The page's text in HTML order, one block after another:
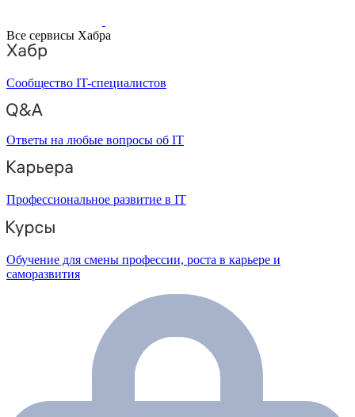
Все сервисы Хабра
Сообщество IT-специалистов
Ответы на любые вопросы об IT
Профессиональное развитие в IT
Обучение для смены профессии, роста в карьере и
саморазвития